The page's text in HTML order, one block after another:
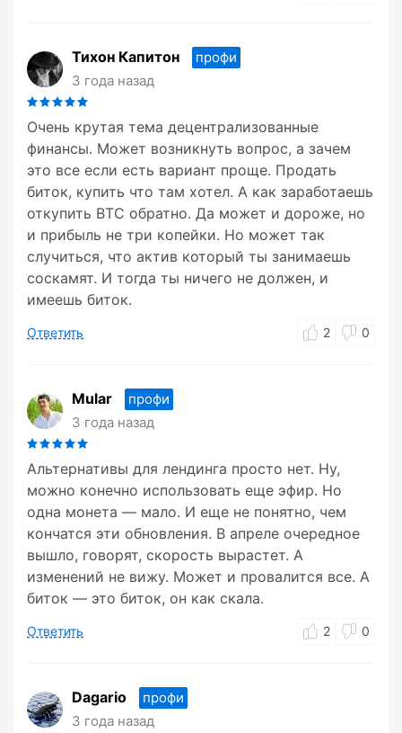
Тихон Капитон
профи
3 года назад
Очень крутая тема децентрализованные
финансы. Может возникнуть вопрос, а зачем
это все если есть вариант проще. Продать
биток, купить что там хотел. А как заработаешь
откупить BTC обратно. Да может и дороже, но
и прибыль не три копейки. Но может так
случиться, что актив который ты занимаешь
соскамят. И тогда ты ничего не должен, и
имеешь биток.
Ответить 2 0
Mular
профи
3 года назад
Альтернативы для лендинга просто нет. Ну,
можно конечно использовать еще эфир. Но
одна монета — мало. И еще не понятно, чем
кончатся эти обновления. В апреле очередное
вышло, говорят, скорость вырастет. А
изменений не вижу. Может и провалится все. А
биток — это биток, он как скала.
Ответить 2 0
Dagario
профи
3 года назад